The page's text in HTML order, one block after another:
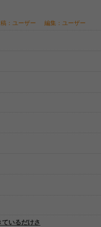
：ユーザー 編集：ユーザー
いるだけさ